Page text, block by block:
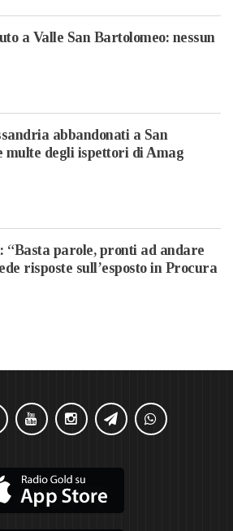
a Valle San Bartolomeo: nessun
abbandonati a San
multe degli ispettori di Amag
parole, pronti ad andare
risposte sull’esposto in Procura